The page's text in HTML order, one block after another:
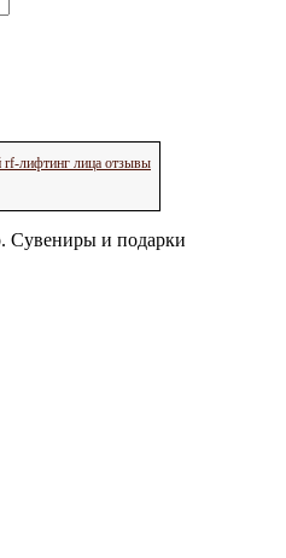
rf-лифтинг лица отзывы
Сувениры и подарки